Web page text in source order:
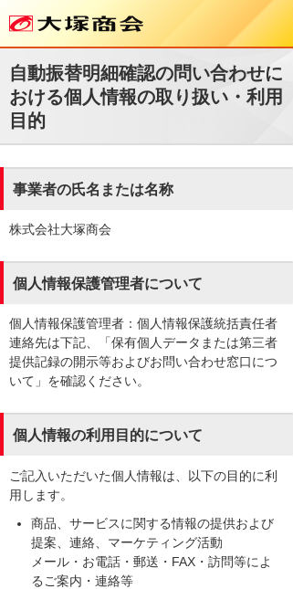
自動振替明細確認の問い合わせに
おける個人情報の取り扱い・利用
目的
事業者の氏名または名称
株式会社大塚商会
個人情報保護管理者について
個人情報保護管理者：個人情報保護統括責任者
連絡先は下記、「保有個人データまたは第三者
提供記録の開示等およびお問い合わせ窓口につ
いて」を確認ください。
個人情報の利用目的について
ご記入いただいた個人情報は、以下の目的に利
用します。
商品、サービスに関する情報の提供および
提案、連絡、マーケティング活動
メール・お電話・郵送・FAX・訪問等によ
るご案内・連絡等